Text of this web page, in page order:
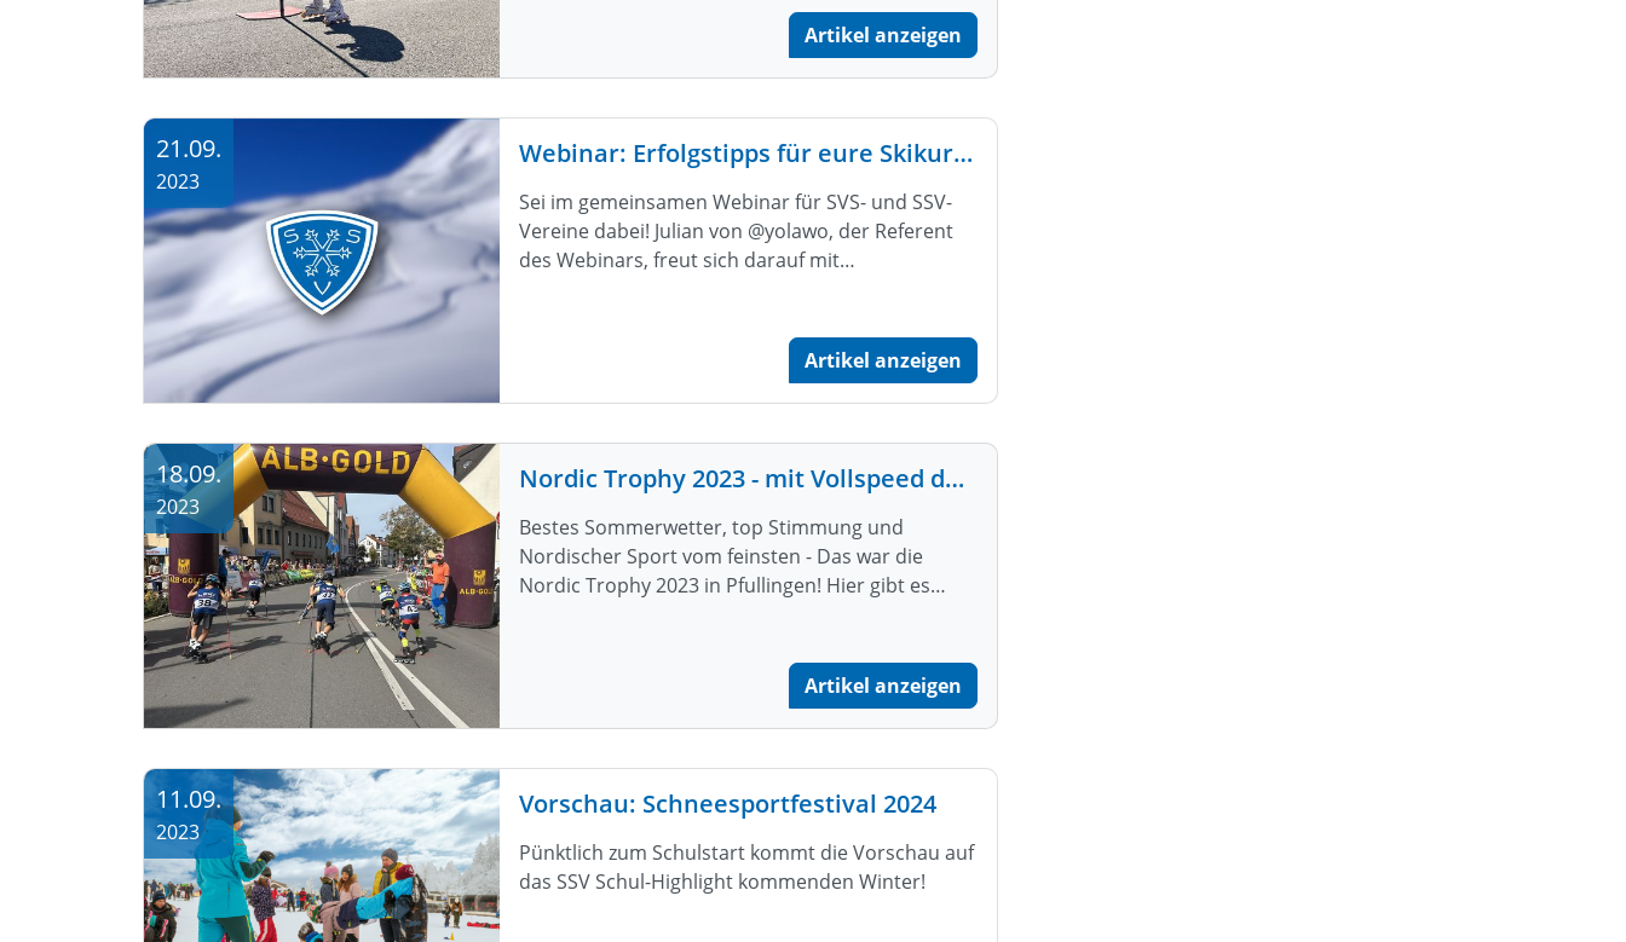
Artikel anzeigen
Webinar: Erfolgstipps für eure Skikurse und Skiausfahrten 23/24
Sei im gemeinsamen Webinar für SVS- und SSV-
Vereine dabei! Julian von @yolawo, der Referent
des Webinars, freut sich darauf mit…
Artikel anzeigen
21.09.
2023
Nordic Trophy 2023 - mit Vollspeed durch die City
Bestes Sommerwetter, top Stimmung und
Nordischer Sport vom feinsten - Das war die
Nordic Trophy 2023 in Pfullingen! Hier gibt es…
Artikel anzeigen
18.09.
2023
Vorschau: Schneesportfestival 2024
Pünktlich zum Schulstart kommt die Vorschau auf
das SSV Schul-Highlight kommenden Winter!
11.09.
2023